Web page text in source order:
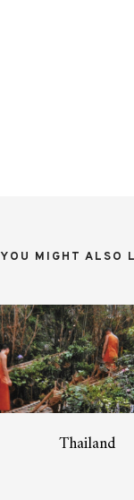
YOU MIGHT ALSO
Thailand